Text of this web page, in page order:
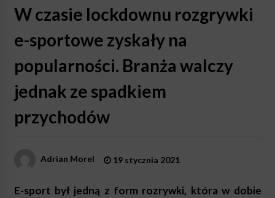
W czasie lockdownu rozgrywki
e-sportowe zyskały na
popularności. Branża walczy
jednak ze spadkiem
przychodów
Adrian Morel 19 stycznia 2021
E-sport był jedną z form rozrywki, która w dobie